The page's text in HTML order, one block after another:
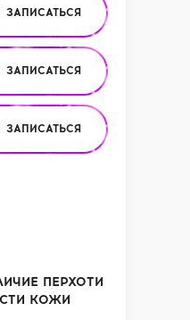
ЗАПИСАТЬСЯ
ЗАПИСАТЬСЯ
ЗАПИСАТЬСЯ
ПЕРХОТИ
КОЖИ